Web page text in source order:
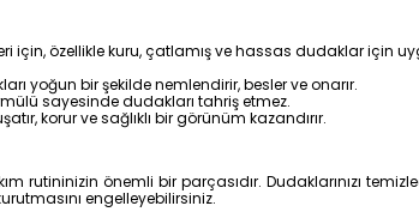
için, özellikle kuru, çatlamış ve hassas dudaklar için
yoğun bir şekilde nemlendirir, besler ve onarır.
sayesinde dudakları tahriş etmez.
korur ve sağlıklı bir görünüm kazandırır.
rutininizin önemli bir parçasıdır. Dudaklarınızı
engelleyebilirsiniz.